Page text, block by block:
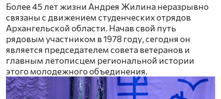
Более 45 лет жизни Андрея Жилина неразрывно
связаны с движением студенческих отрядов
Архангельской области. Начав свой путь
рядовым участником в 1978 году, сегодня он
является председателем совета ветеранов и
главным летописцем региональной истории
этого молодежного объединения.